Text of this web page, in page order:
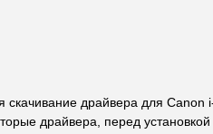
скачивание драйвера для
драйвера, перед